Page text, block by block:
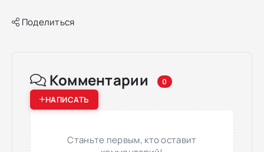
Поделиться
Комментарии 0
НАПИСАТЬ
Станьте первым, кто оставит